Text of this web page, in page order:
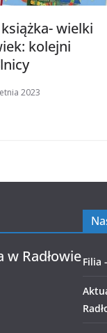
książka- wielki
kolejni
2023
RadłowieFilia